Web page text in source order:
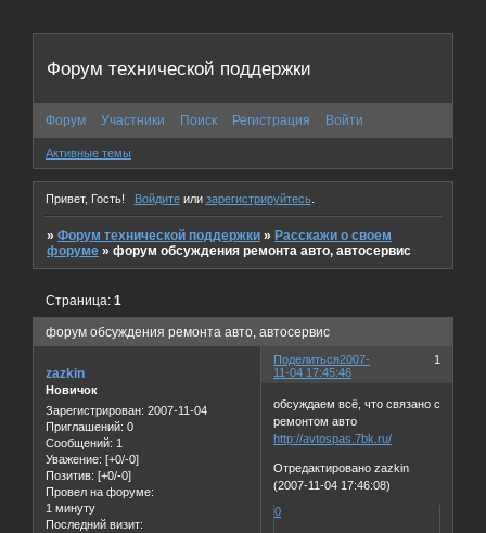
Форум технической поддержки
Форум Участники Поиск Регистрация Войти
Активные темы
Привет, Гость! Войдитеили зарегистрируйтесь.
»Форум технической поддержки »Расскажи о своем
форуме »форум обсуждения ремонта авто, автосервис
форум обсуждения ремонта авто, автосервис
Страница:1
Поделиться 1
2007-
11-04 17:45:46
zazkin
Новичок
Зарегистрирован: 2007-11-04
Приглашений: 0
Сообщений: 1
Уважение: [+0/-0]
Позитив: [+0/-0]
Провел на форуме:
1 минуту
Последний визит:
обсуждаем всё, что связано с
ремонтом авто
http://avtospas.7bk.ru/
Отредактировано zazkin
(2007-11-04 17:46:08)
0